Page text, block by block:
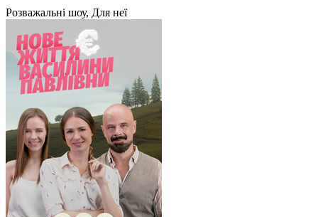
Розважальні шоу, Для неї